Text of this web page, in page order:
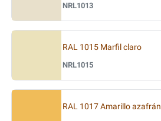
NRL1013
RAL 1015 Marfil claro
NRL1015
RAL 1017 Amarillo azafrán